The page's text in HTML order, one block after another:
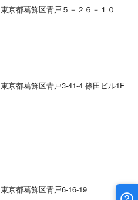
東京都葛飾区青戸５－２６－１０
東京都葛飾区青戸3-41-4 篠田ビル1F
東京都葛飾区青戸6-16-19